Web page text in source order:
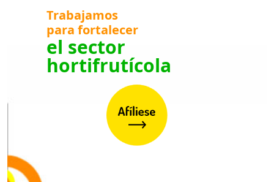
Trabajamos
para fortalecer
el sector
hortifrutícola